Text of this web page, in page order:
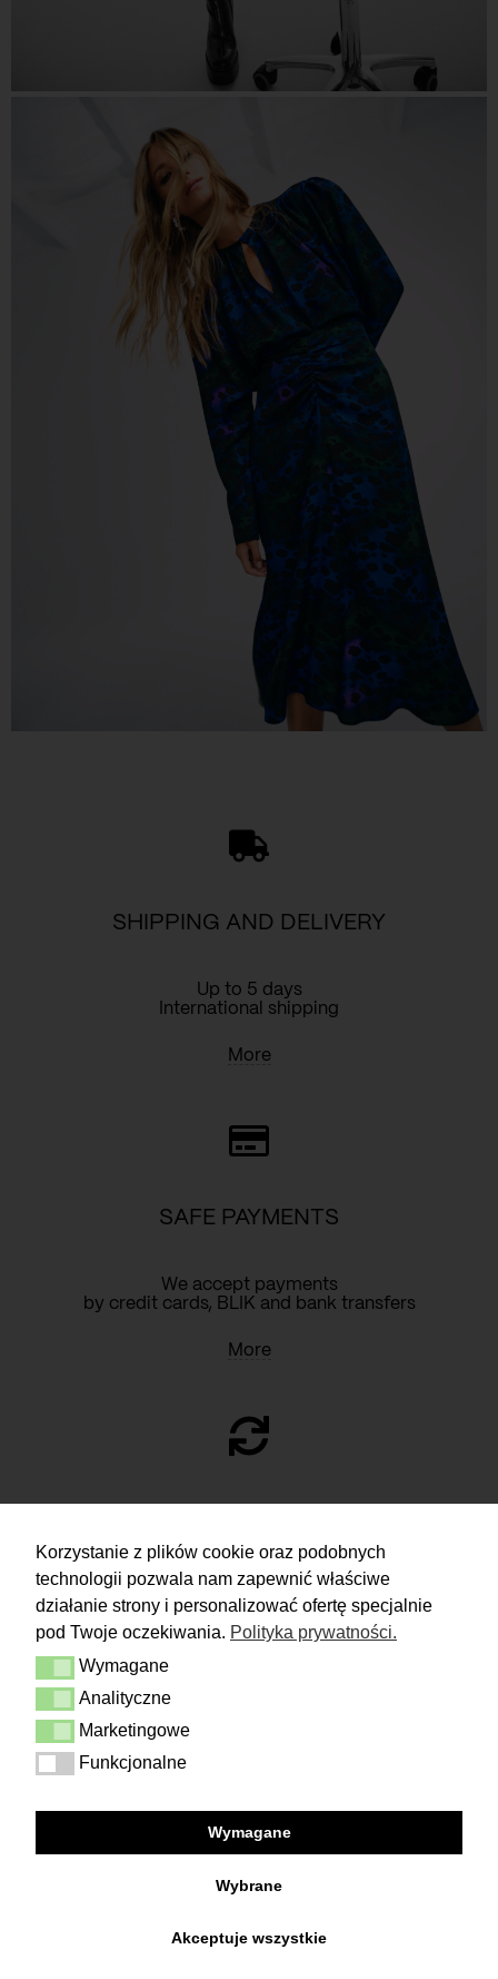
Korzystanie z plików cookie oraz podobnych
technologii pozwala nam zapewnić właściwe
działanie strony i personalizować ofertę specjalnie
pod Twoje oczekiwania. Polityka prywatności.
Wymagane
Wymagane
Analityczne
Analityczne
Marketingowe
Marketingowe
Funkcjonalne
Funkcjonalne
Wymagane
Wybrane
Akceptuje wszystkie
SHIPPING AND DELIVERY
Up to 5 days
International shipping
More
SAFE PAYMENTS
We accept payments
by credit cards, BLIK and bank transfers
More
You have 14 days to make a decision
and calmly consider the purchase.
More
Delivery & Returns
Contact
Terms and conditions
Privacy Policy